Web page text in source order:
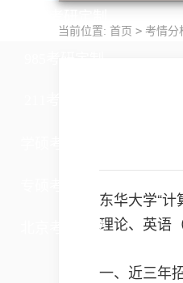
当前位置: 首页 > 考情分
东华大学“
理论、英语
一、近三年
北京考研私塾